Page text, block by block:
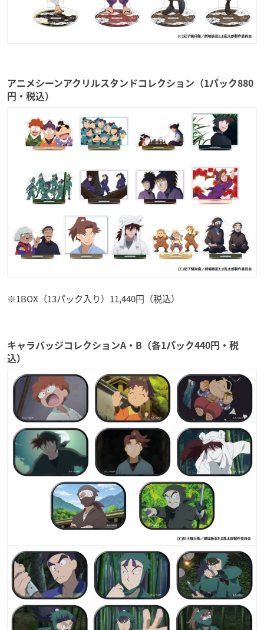
アニメシーンアクリルスタンドコレクション（1パック880
円・税込）
※1BOX（13パック入り）11,440円（税込）
キャラバッジコレクションA・B（各1パック440円・税
込）